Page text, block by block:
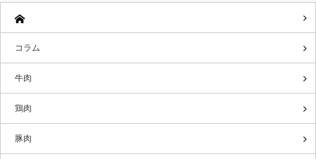
コラム
牛肉
鶏肉
豚肉